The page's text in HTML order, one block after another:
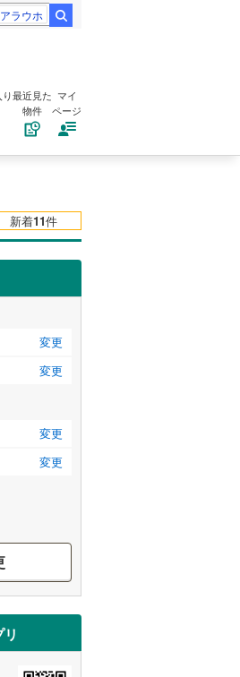
アラウホ
最近見た
物件
マイ
ページ
新着11件
変更
変更
変更
変更